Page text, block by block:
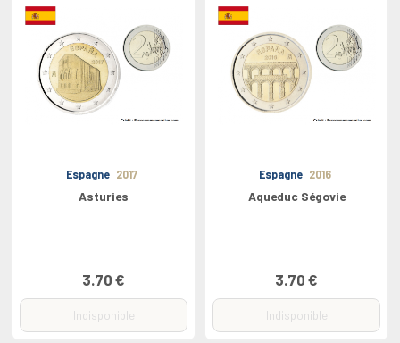
Espagne 2017
Asturies
3.70 €
Indisponible
Espagne 2016
Aqueduc Ségovie
3.70 €
Indisponible